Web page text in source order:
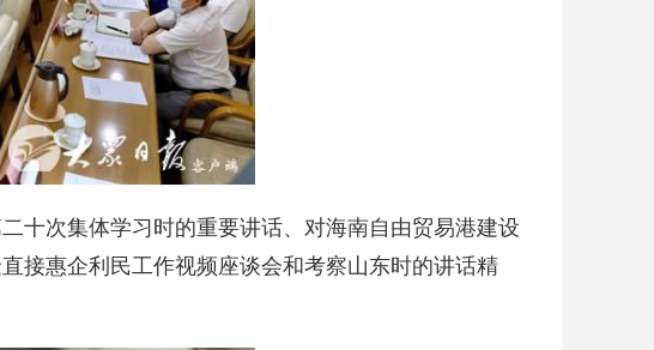
次集体学习时的重要讲话、对海南自由贸易港建设
接惠企利民工作视频座谈会和考察山东时的讲话精